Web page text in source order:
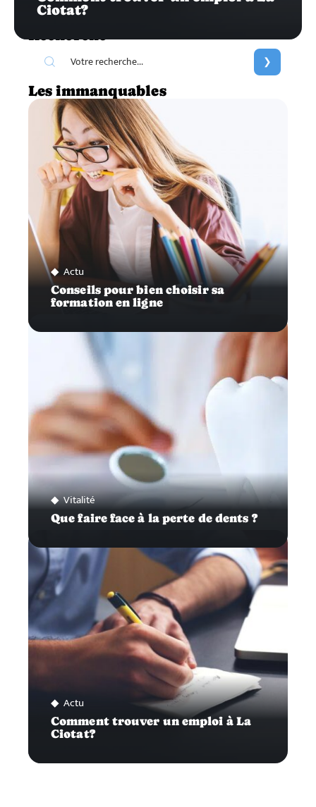
Ciotat?
Les immanquables
Actu
Conseils pour bien choisir sa
formation en ligne
Vitalité
Que faire face à la perte de dents ?
Actu
Comment trouver un emploi à La
Ciotat?